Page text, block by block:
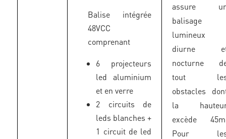
Balise intégrée
48VCC
comprenant
6 projecteurs
led aluminium
et en verre
2 circuits de
leds blanches +
1 circuit de led
assure
balisage
lumineux
diurne
nocturne
tout
obstacles
la
excède
Pour